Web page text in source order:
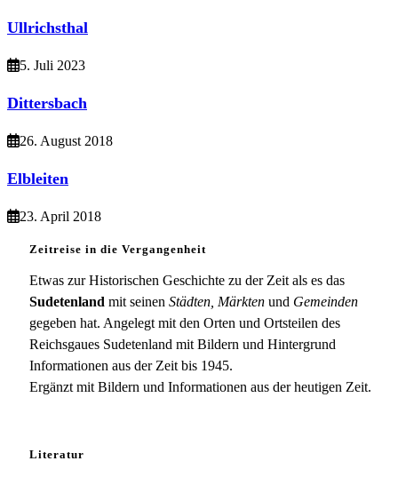
Ullrichsthal
5. Juli 2023
Dittersbach
26. August 2018
Elbleiten
23. April 2018
Zeitreise in die Vergangenheit
Etwas zur Historischen Geschichte zu der Zeit als es das
Sudetenland mit seinen Städten, Märkten und Gemeinden
gegeben hat. Angelegt mit den Orten und Ortsteilen des
Reichsgaues Sudetenland mit Bildern und Hintergrund
Informationen aus der Zeit bis 1945.
Ergänzt mit Bildern und Informationen aus der heutigen Zeit.
Literatur